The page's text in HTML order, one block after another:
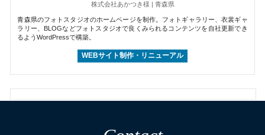
株式会社あかつき様 | 青森県
青森県のフォトスタジオのホームページを制作。フォトギャラリー、衣裳ギャ
ラリー、BLOGなどフォトスタジオで良くみられるコンテンツを自社更新でき
るようWordPressで構築。
WEBサイト制作・リニューアル